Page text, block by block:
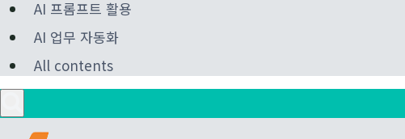
AI 프롬프트 활용
AI 업무 자동화
All contents